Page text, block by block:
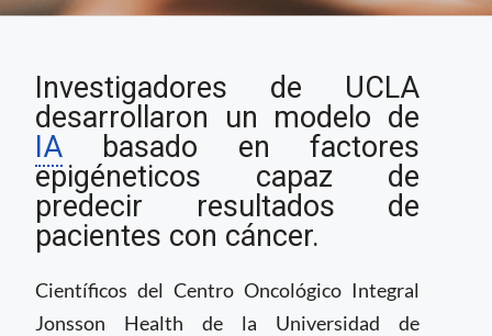
predecir resultados de
supervivencia de
múltiples tipos de
cáncer
Investigadores de UCLA
desarrollaron un modelo de
IA basado en factores
epigéneticos capaz de
predecir resultados de
pacientes con cáncer.
Científicos del Centro Oncológico Integral
Jonsson Health de la Universidad de